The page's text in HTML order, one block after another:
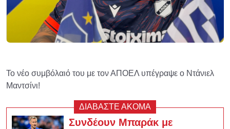
Το νέο συμβόλαιό του με τον ΑΠΟΕΛ υπέγραψε ο Ντάνιελ
Μαντσίνι!
ΔΙΑΒΑΣΤΕ ΑΚΟΜΑ
Συνδέουν Μπαράκ με